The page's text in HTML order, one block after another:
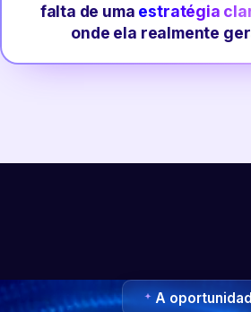
falta de uma estratégia
onde ela realmente
A